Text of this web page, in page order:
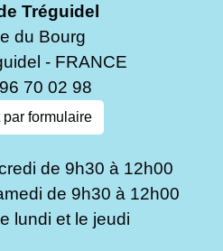
Tréguidel
du Bourg
- FRANCE
70 02 98
par formulaire
de 9h30 à 12h00
de 9h30 à 12h00
lundi et le jeudi